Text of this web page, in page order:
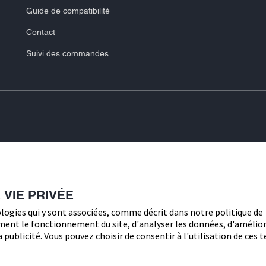
Guide de compatibilité
Contact
Suivi des commandes
YpsoPump. Pour utiliser le
à l'étiquetage fourni avec
commerciales d'Apple Inc.
LLC. La marque et les logos
Inc. et toute utilisation de ces
la propriété de leurs propriétaires
PRIVÉE
qui y sont associées, comme décrit dans notre politique de
le fonctionnement du site, d'analyser les données,
Vous pouvez choisir de consentir à l'utilisation de ces